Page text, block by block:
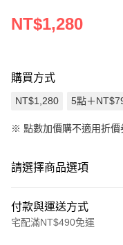
NT$1,280
購買方式
NT$1,280 5點＋
※ 點數加價購不適用折
請選擇商品選項
付款與運送方式
宅配滿NT$490免運